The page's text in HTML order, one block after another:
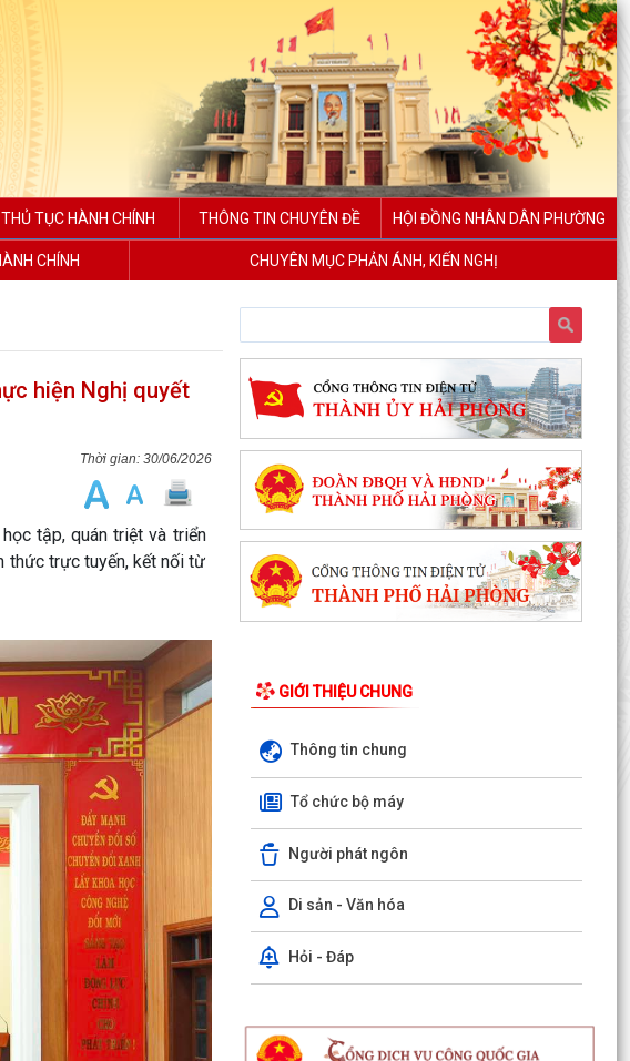
THỦ TỤC HÀNH CHÍNH THÔNG TIN CHUYÊN ĐỀ HỘI ĐỒNG NHÂN DÂN PHƯỜNG
CHÍNH CHUYÊN MỤC PHẢN ÁNH, KIẾN NGHỊ
hiện Nghị quyết
30/06/2026
tập, quán triệt và triển
thức trực tuyến, kết nối từ
GIỚI THIỆU CHUNG
Thông tin chung
Tổ chức bộ máy
Người phát ngôn
Di sản - Văn hóa
Hỏi - Đáp